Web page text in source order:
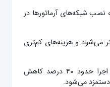
نصب شبکه‌های آرماتورها در
می‌شود و هزینه‌های کم‌تری
زمان نصب و اجرا حدود ۴۰ درصد کاهش
می‌شود.